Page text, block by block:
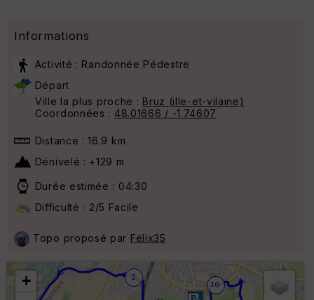
Informations
Activité : Randonnée Pédestre
Départ
Ville la plus proche : Bruz (ille-et-vilaine)
Coordonnées : 48.01666 / -1.74607
Distance : 16.9 km
Dénivelé : +129 m
Durée estimée : 04:30
Difficulté : 2/5 Facile
Topo proposé par Félix35
2
16
+